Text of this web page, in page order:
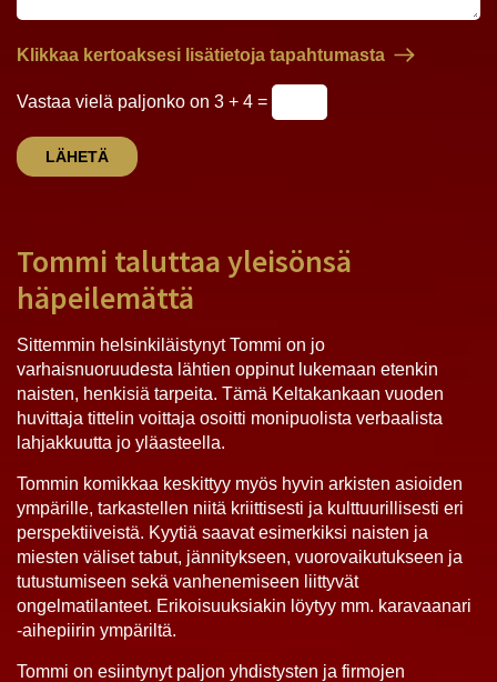
Klikkaa kertoaksesi lisätietoja tapahtumasta
Vastaa vielä paljonko on 3 + 4 =
Tommi taluttaa yleisönsä
häpeilemättä
Sittemmin helsinkiläistynyt Tommi on jo
varhaisnuoruudesta lähtien oppinut lukemaan etenkin
naisten, henkisiä tarpeita. Tämä Keltakankaan vuoden
huvittaja tittelin voittaja osoitti monipuolista verbaalista
lahjakkuutta jo yläasteella.
Tommin komikkaa keskittyy myös hyvin arkisten asioiden
ympärille, tarkastellen niitä kriittisesti ja kulttuurillisesti eri
perspektiiveistä. Kyytiä saavat esimerkiksi naisten ja
miesten väliset tabut, jännitykseen, vuorovaikutukseen ja
tutustumiseen sekä vanhenemiseen liittyvät
ongelmatilanteet. Erikoisuuksiakin löytyy mm. karavaanari
-aihepiirin ympäriltä.
Tommi on esiintynyt paljon yhdistysten ja firmojen